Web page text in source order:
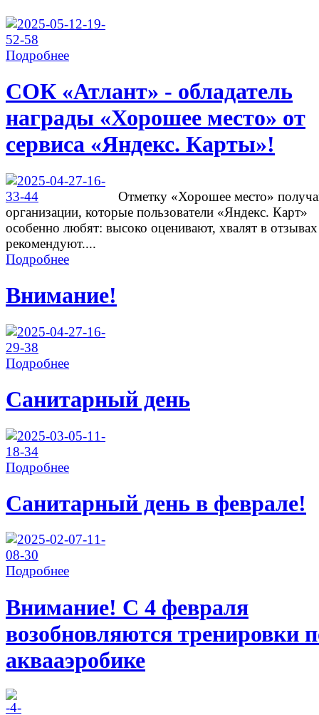
Подробнее
СОК «Атлант» - обладатель
награды «Хорошее место» от
сервиса «Яндекс. Карты»!
Отметку «Хорошее место»
организации, которые пользователи «Яндекс. Карт»
особенно любят: высоко оценивают, хвалят в
рекомендуют....
Подробнее
Внимание!
Подробнее
Санитарный день
Подробнее
Санитарный день в феврале!
Подробнее
Внимание! С 4 февраля
возобновляются тренировки
аквааэробике